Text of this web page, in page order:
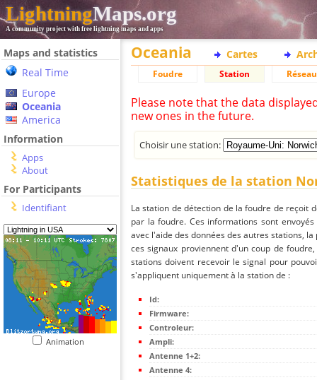
LightningMaps.org
A community project with free lightning maps and apps
Maps and statistics
Real Time
Europe
Oceania
America
Information
Apps
About
For Participants
Identifiant
Animation
Oceania Cartes
Foudre Station Réseau
Please note that the data
new ones in the future.
Choisir une station:
Statistiques de la station
La station de détection de la foudre de reçoit
par la foudre. Ces informations sont
avec l'aide des données des autres stations,
ces signaux proviennent d'un coup de
stations doivent recevoir le signal pour
s'appliquent uniquement à la station de :
Id:
Firmware:
Controleur:
Ampli:
Antenne 1+2:
Antenne 4: